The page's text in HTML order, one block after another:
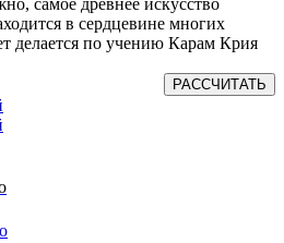
самое древнее искусство
в сердцевине многих
делается по учению Карам Крия
РАССЧИТАТЬ